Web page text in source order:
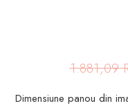
1.881,09
Dimensiune panou din